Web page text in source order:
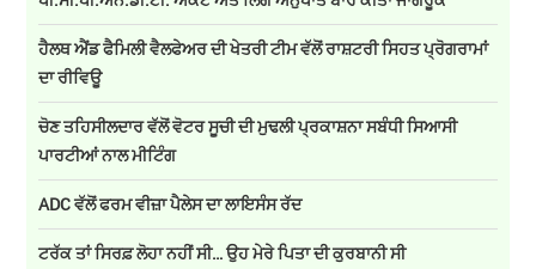
ਹੈਲਥ ਐਂਡ ਫੈਮਿਲੀ ਵੈਲਫੇਅਰ ਦੀ ਖੇਤਰੀ ਟੀਮ ਵੱਲੋਂ ਰਾਸ਼ਟਰੀ ਸਿਹਤ ਪ੍ਰੋਗਰਾਮਾਂ
ਦਾ ਰੀਵਿਊ
ਚੋਣ ਤਹਿਸੀਲਦਾਰ ਵੱਲੋਂ ਵੋਟਰ ਸੂਚੀ ਦੀ ਮੁਢਲੀ ਪ੍ਰਕਾਸ਼ਨਾ ਸਬੰਧੀ ਸਿਆਸੀ
ਪਾਰਟੀਆਂ ਨਾਲ ਮੀਟਿੰਗ
ADC ਵੱਲੋਂ ਫਰਮ ਵੀਜ਼ਾ ਪੈਲੇਸ ਦਾ ਲਾਇਸੰਸ ਰੱਦ
ਟਰੱਕ ਤਾਂ ਸਿਰਫ਼ ਲੋਹਾ ਨਹੀਂ ਸੀ… ਉਹ ਮੇਰੇ ਪਿਤਾ ਦੀ ਕੁਰਬਾਨੀ ਸੀ